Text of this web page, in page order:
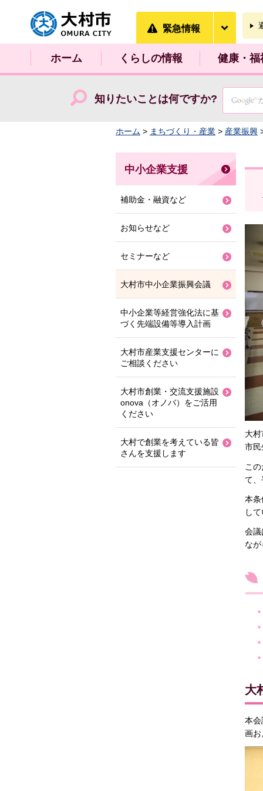
大村市
緊急情報
ホーム くらしの情報 健康・福
知りたいことは何ですか?
ホーム > まちづくり・産業 > 産業振興
大
市民
こ
て、
本条
し
会議
な
大
本会
画お
中小企業支援
補助金・融資など
お知らせなど
セミナーなど
大村市中小企業振興会議
中小企業等経営強化法に基
づく先端設備等導入計画
大村市産業支援センターに
ご相談ください
大村市創業・交流支援施設
onova（オノバ）をご活用
ください
大村で創業を考えている皆
さんを支援します